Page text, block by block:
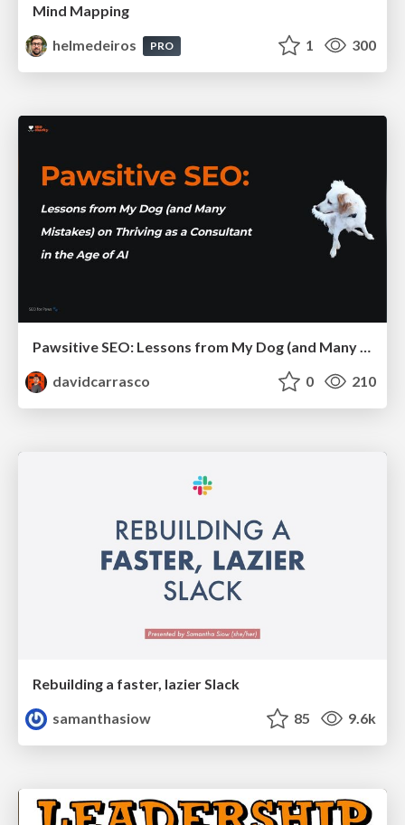
Mind Mapping
helmedeiros
PRO 1 300
Pawsitive SEO: Lessons from My Dog (and Many Mistakes) on Thriving as a Consultant in the Age of AI
davidcarrasco
0 210
Rebuilding a faster, lazier Slack
samanthasiow
85 9.6k